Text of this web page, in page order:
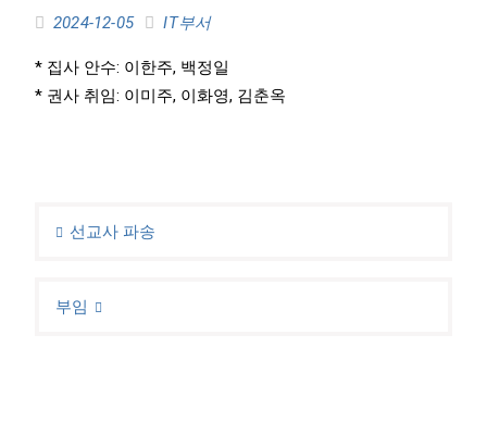
2024-12-05 IT부서
* 집사 안수: 이한주, 백정일
* 권사 취임: 이미주, 이화영, 김춘옥
선교사 파송
부임